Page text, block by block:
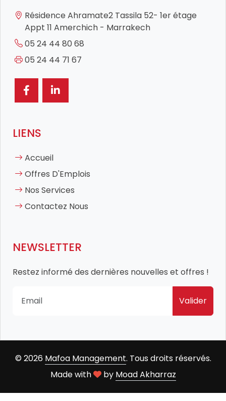
Résidence Ahramate2 Tassila 52- 1er étage
Appt 11 Amerchich - Marrakech
05 24 44 80 68
05 24 44 71 67
LIENS
Accueil
Offres D'Emplois
Nos Services
Contactez Nous
NEWSLETTER
Restez informé des dernières nouvelles et offres !
Valider
© 2026 Mafoa Management. Tous droits réservés.
Made with
by Moad Akharraz